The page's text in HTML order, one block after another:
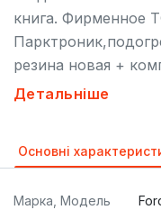
книга. Фирменное
резина новая +
битая не
-элетрозеркала с
-противотуманки -
Детальніше
Основні
Марка, Модель